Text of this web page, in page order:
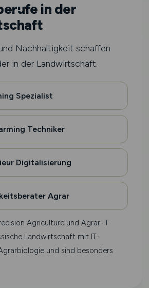
in der
Nachhaltigkeit schaffen
in der Landwirtschaft.
Spezialist
Techniker
Digitalisierung
Agrar
Agriculture und Agrar-IT
Landwirtschaft mit IT-
und sind besonders